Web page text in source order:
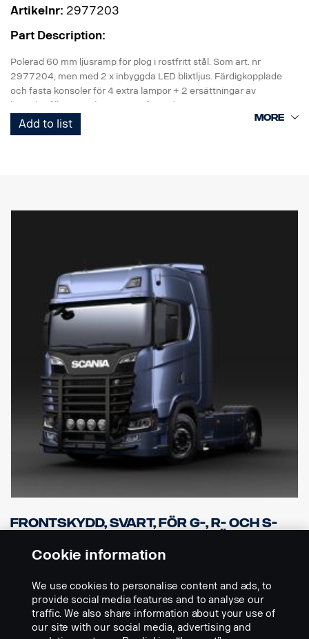
Artikelnr: 2977203
Part Description:
Polerad 60 mm ljusramp för plog i rostfritt stål. Som art. nr
2977204, men med 2 x inbyggda LED blixtljus. Färdigkopplade
och fasta konsoler för 4 extra lampor + 2 ersättningar av
huvudstrålkastare. (Lampor ingår inte).
Uppgraderat ledningsnät för hantering av ballast-
Add to list
Frontskydd, svart, för G-, R- och S-
stötfångare.
Part Description:
Robust och snygg främre skyddsbygel. Hög version. Tillverkad av
76 och 60 mm rostfritt stål, svart utförande.
Cookie information
We use cookies to personalise content and ads, to
provide social media features and to analyse our
traffic. We also share information about your use of
our site with our social media, advertising and